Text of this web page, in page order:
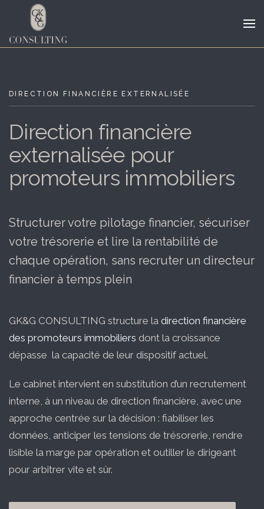
Passer
au
DIRECTION FINANCIÈRE EXTERNALISÉE
Direction financière
externalisée pour
promoteurs immobiliers
Structurer votre pilotage financier, sécuriser
votre trésorerie et lire la rentabilité de
chaque opération, sans recruter un directeur
financier à temps plein
GK&G CONSULTING structure la direction financière
des promoteurs immobiliers dont la croissance
dépasse la capacité de leur dispositif actuel.
Le cabinet intervient en substitution d’un recrutement
interne, à un niveau de direction financière, avec une
approche centrée sur la décision : fiabiliser les
données, anticiper les tensions de trésorerie, rendre
lisible la marge par opération et outiller le dirigeant
pour arbitrer vite et sûr.